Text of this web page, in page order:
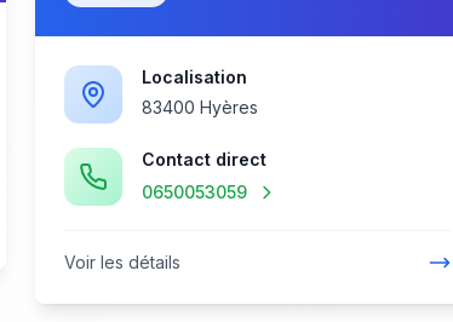
Localisation
83400 Hyères
Contact direct
0650053059
Voir les détails